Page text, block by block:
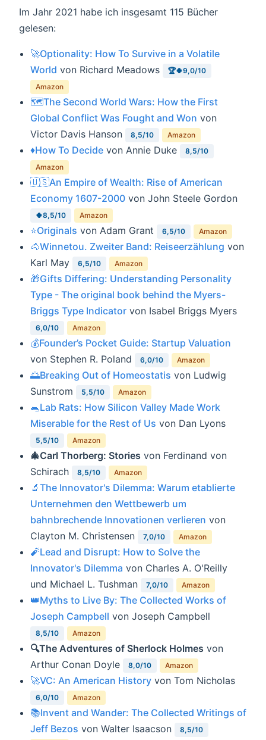
Im Jahr 2021 habe ich insgesamt 115 Bücher
gelesen:
🚀Optionality: How To Survive in a Volatile
World von Richard Meadows
🏆🍀9,0/10
Amazon
🗺The Second World Wars: How the First
Global Conflict Was Fought and Won von
Victor Davis Hanson
8,5/10 Amazon
♦️How To Decide von Annie Duke
8,5/10
Amazon
🇺🇸An Empire of Wealth: Rise of American
Economy 1607-2000 von John Steele Gordon
🍀8,5/10 Amazon
⭐️Originals von Adam Grant 6,5/10 Amazon
🐴Winnetou. Zweiter Band: Reiseerzählung von
Karl May
6,5/10 Amazon
🎁Gifts Differing: Understanding Personality
Type - The original book behind the Myers-
Briggs Type Indicator von Isabel Briggs Myers
6,0/10 Amazon
💰Founder’s Pocket Guide: Startup Valuation
von Stephen R. Poland
6,0/10 Amazon
🌅Breaking Out of Homeostatis von Ludwig
Sunstrom
5,5/10 Amazon
🐀Lab Rats: How Silicon Valley Made Work
Miserable for the Rest of Us von Dan Lyons
5,5/10 Amazon
🎄Carl Thorberg: Stories von Ferdinand von
Schirach
8,5/10 Amazon
🔬The Innovator's Dilemma: Warum etablierte
Unternehmen den Wettbewerb um
bahnbrechende Innovationen verlieren von
Clayton M. Christensen
7,0/10 Amazon
🧨Lead and Disrupt: How to Solve the
Innovator's Dilemma von Charles A. O'Reilly
und Michael L. Tushman
7,0/10 Amazon
👑Myths to Live By: The Collected Works of
Joseph Campbell von Joseph Campbell
8,5/10 Amazon
🔍The Adventures of Sherlock Holmes von
Arthur Conan Doyle
8,0/10 Amazon
🚀VC: An American History von Tom Nicholas
6,0/10 Amazon
📚Invent and Wander: The Collected Writings of
Jeff Bezos von Walter Isaacson 8,5/10